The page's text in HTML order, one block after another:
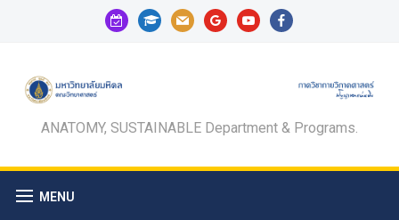
calendar-
check-
graduation-
cap
mail googleyoutubefacebook
ANATOMY, SUSTAINABLE Department & Programs.
MENU